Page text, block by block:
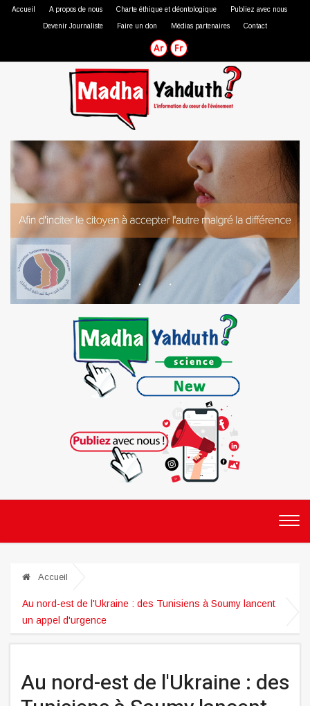
Accueil A propos de nous Charte éthique et déontologique Publiez avec nous
Devenir Journaliste Faire un don Médias partenaires Contact
Accueil
Au nord-est de l'Ukraine : des Tunisiens à Soumy lancent
un appel d'urgence
Au nord-est de l'Ukraine : des